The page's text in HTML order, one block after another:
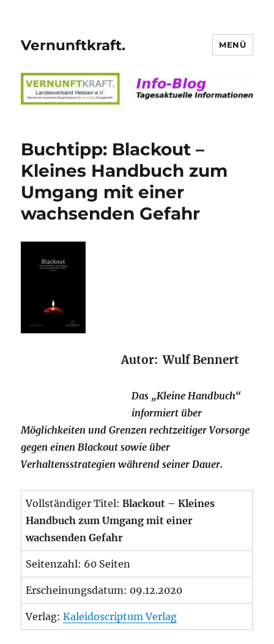
Vernunftkraft. MENÜ
Buchtipp: Blackout –
Kleines Handbuch zum
Umgang mit einer
wachsenden Gefahr
Autor: Wulf Bennert
Das „Kleine Handbuch“
informiert über
Möglichkeiten und Grenzen rechtzeitiger Vorsorge
gegen einen Blackout sowie über
Verhaltensstrategien während seiner Dauer.
Vollständiger Titel:Blackout – Kleines
Handbuch zum Umgang mit einer
wachsenden Gefahr
Seitenzahl: 60 Seiten
Erscheinungsdatum: 09.12.2020
Verlag:Kaleidoscriptum Verlag